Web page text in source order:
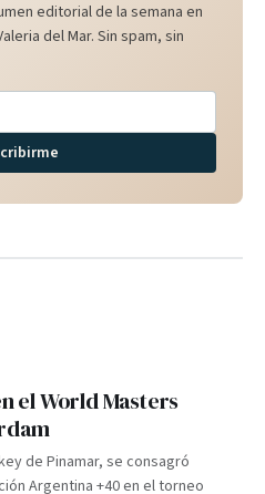
editorial de la semana en
del Mar. Sin spam, sin
el World Masters
de Pinamar, se consagró
Argentina +40 en el torneo